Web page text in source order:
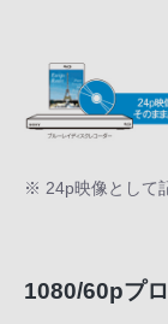
※ 24p映像として
1080/60pプ